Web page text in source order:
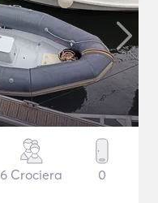
6 Crociera 0